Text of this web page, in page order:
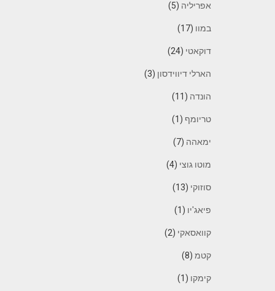
אפריליה (5)
במוו (17)
דוקאטי (24)
הארלי דיווידסון (3)
הונדה (11)
טריומף (1)
ימאהה (7)
מוטו גוצי (4)
סוזוקי (13)
פיאג'יו (1)
קוואסאקי (2)
קטמ(8)
קימקו (1)